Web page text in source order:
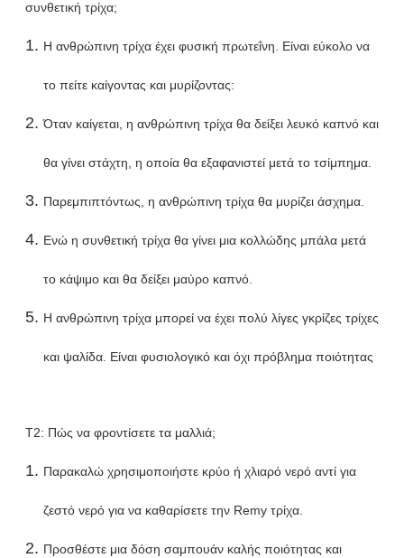
συνθετική τρίχα;
Η ανθρώπινη τρίχα έχει φυσική πρωτεΐνη. Είναι εύκολο να
το πείτε καίγοντας και μυρίζοντας:
Όταν καίγεται, η ανθρώπινη τρίχα θα δείξει λευκό καπνό και
θα γίνει στάχτη, η οποία θα εξαφανιστεί μετά το τσίμπημα.
Παρεμπιπτόντως, η ανθρώπινη τρίχα θα μυρίζει άσχημα.
Ενώ η συνθετική τρίχα θα γίνει μια κολλώδης μπάλα μετά
το κάψιμο και θα δείξει μαύρο καπνό.
Η ανθρώπινη τρίχα μπορεί να έχει πολύ λίγες γκρίζες τρίχες
και ψαλίδα. Είναι φυσιολογικό και όχι πρόβλημα ποιότητας
T2: Πώς να φροντίσετε τα μαλλιά;
Παρακαλώ χρησιμοποιήστε κρύο ή χλιαρό νερό αντί για
ζεστό νερό για να καθαρίσετε την Remy τρίχα.
Προσθέστε μια δόση σαμπουάν καλής ποιότητας και